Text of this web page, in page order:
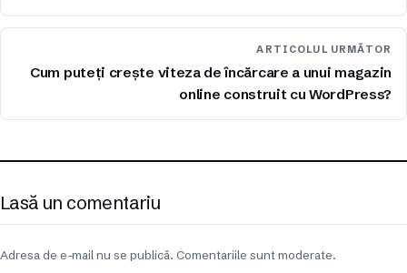
ARTICOLUL URMĂTOR
Cum puteți crește viteza de încărcare a unui magazin
online construit cu WordPress?
Lasă un comentariu
Adresa de e-mail nu se publică. Comentariile sunt moderate.